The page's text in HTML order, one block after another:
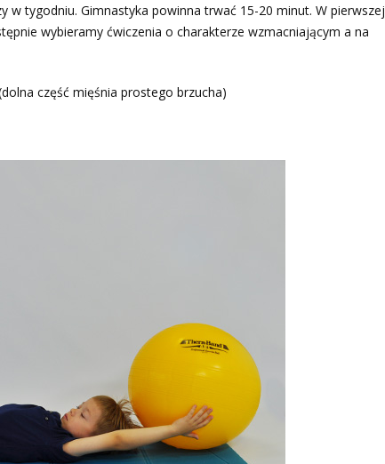
w tygodniu. Gimnastyka powinna trwać 15-20 minut. W pierwszej
wybieramy ćwiczenia o charakterze wzmacniającym a na
część mięśnia prostego brzucha)